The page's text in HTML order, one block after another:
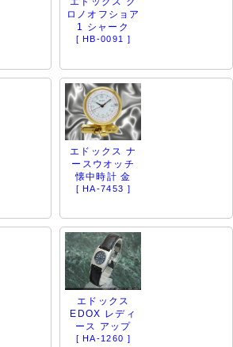
ロノオフショア
1 シャーク
[ HB-0091 ]
エドックス ナ
ースウオッチ
懐中時計 金
[ HA-7453 ]
エドックス
EDOX レディ
ース アップ
[ HA-1260 ]